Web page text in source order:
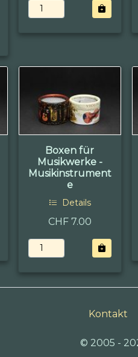
Boxen für
Musikwerke -
Musikinstrument
e
Details
CHF 7.00
Kontakt
© 2005 -